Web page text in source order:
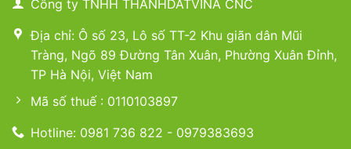
Công ty TNHH THANHDATVINA CNC
Địa chỉ: Ô số 23, Lô số TT-2 Khu giãn dân Mũi
Tràng, Ngõ 89 Đường Tân Xuân, Phường Xuân Đỉnh,
TP Hà Nội, Việt Nam
Mã số thuế : 0110103897
Hotline: 0981 736 822 - 0979383693